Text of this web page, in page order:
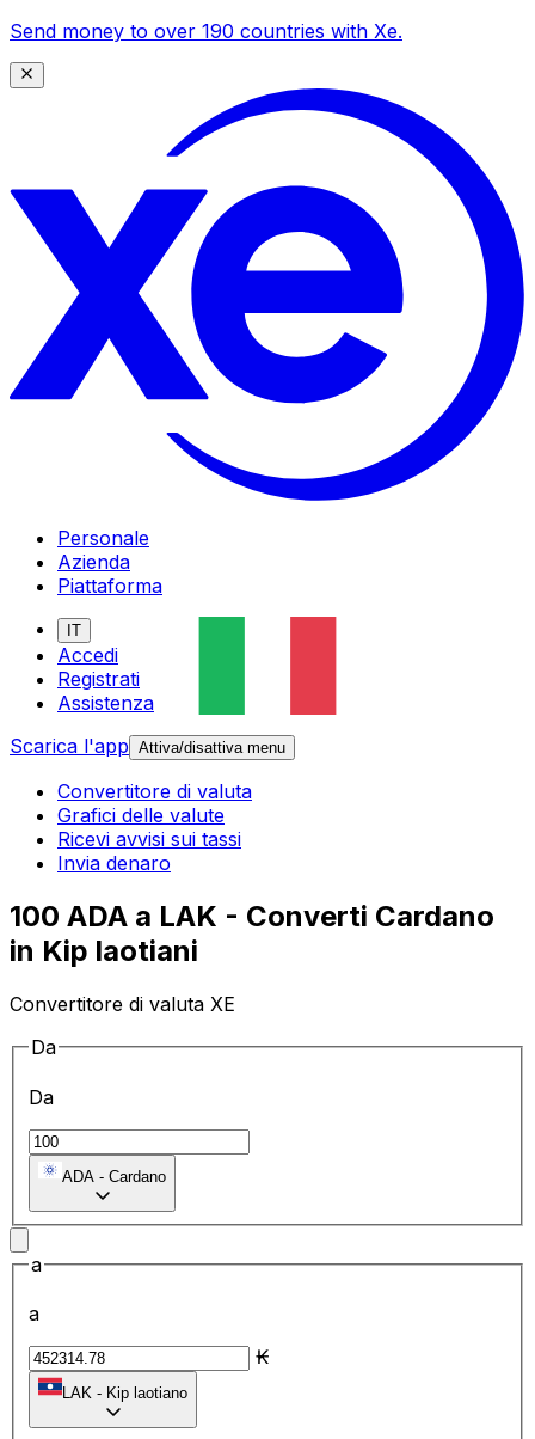
Send money to over 190 countries with Xe.
Personale
Azienda
Piattaforma
IT
Accedi
Registrati
Assistenza
Scarica l'app Attiva/disattiva menu
Convertitore di valuta
Grafici delle valute
Ricevi avvisi sui tassi
Invia denaro
100 ADA a LAK - Converti Cardano
in Kip laotiani
Convertitore di valuta XE
Da
Da
ADA - Cardano
a
a
₭
LAK - Kip laotiano